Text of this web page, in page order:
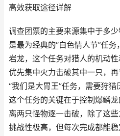
高效获取途径详解
调查团票的主要来源集中于多
是最为经典的“白色情人节”任
岩龙，这个任务对猎人的机动
优先集中火力击破其中一只，
“我们是大胃王”任务，需要狩猎
这个任务的关键在于控制爆鳞
离两只怪物逐一击破，除了这
挑战性极高，但每次完成都能